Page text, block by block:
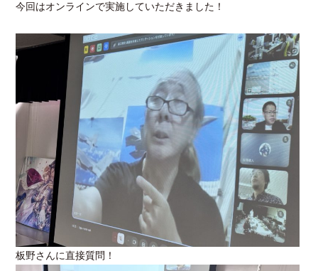
今回はオンラインで実施していただきました！
板野さんに直接質問！